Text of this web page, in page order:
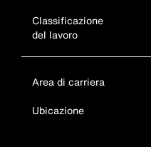
Classificazione
del lavoro
Area di carriera
Ubicazione